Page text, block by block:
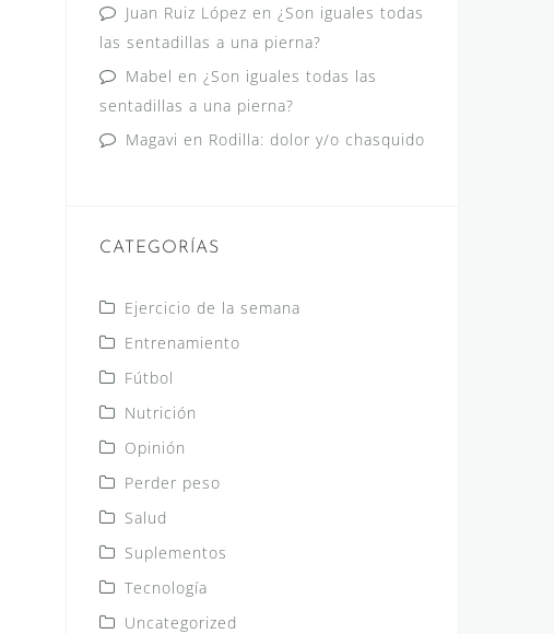
Juan Ruiz López en ¿Son iguales todas
las sentadillas a una pierna?
Mabel en ¿Son iguales todas las
sentadillas a una pierna?
Magavi en Rodilla: dolor y/o chasquido
CATEGORÍAS
Ejercicio de la semana
Entrenamiento
Fútbol
Nutrición
Opinión
Perder peso
Salud
Suplementos
Tecnología
Uncategorized